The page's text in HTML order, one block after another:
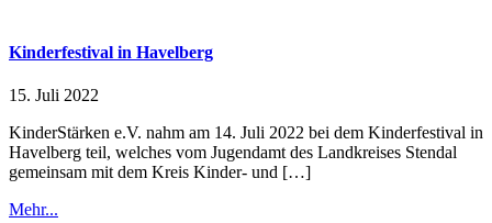
Kinderfestival in Havelberg
15. Juli 2022
KinderStärken e.V. nahm am 14. Juli 2022 bei dem Kinderfestival in
Havelberg teil, welches vom Jugendamt des Landkreises Stendal
gemeinsam mit dem Kreis Kinder- und […]
Mehr...